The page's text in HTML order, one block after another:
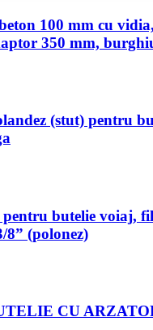
100 mm cu
350 mm,
(stut) pentru
butelie voiaj,
8” (polonez)
CU